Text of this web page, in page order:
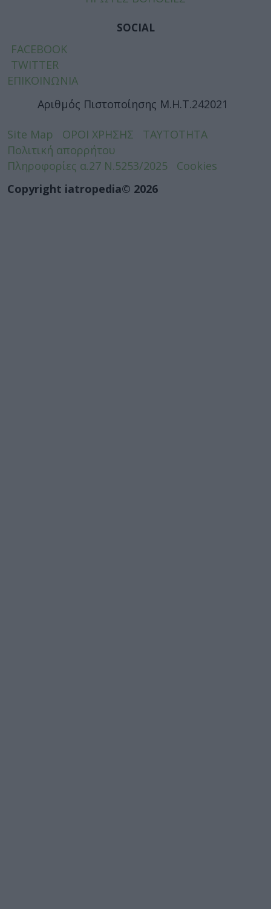
SOCIAL
FACEBOOK
TWITTER
ΕΠΙΚΟΙΝΩΝΙΑ
Αριθμός Πιστοποίησης Μ.Η.Τ.242021
Site Map ΟΡΟΙ ΧΡΗΣΗΣ
ΤΑΥΤΟΤΗΤΑ
Πολιτική απορρήτου
Πληροφορίες α.27 Ν.5253/2025
Cookies
Copyright iatropedia© 2026